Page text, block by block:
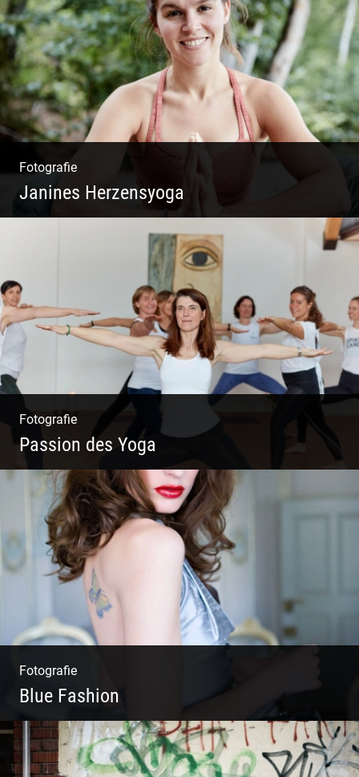
Fotografie
Janines Herzensyoga
Spontanes Yoga-Shooting
Fotografie
Passion des Yoga
Ein herzliches Team
Fotografie
Blue Fashion
Blue Fashion